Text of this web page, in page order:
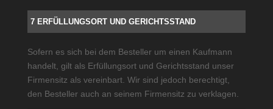
7 ERFÜLLUNGSORT UND GERICHTSSTAND
Sofern es sich bei dem Besteller um einen Kaufmann
handelt, gilt als Erfüllungsort und Gerichtsstand unser
Firmensitz als vereinbart. Wir sind jedoch berechtigt,
den Besteller auch an seinem Firmensitz zu verklagen.